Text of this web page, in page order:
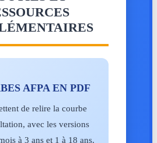
AFPA EN PDF
de relire la courbe
avec les versions
à 3 ans et 1 à 18 ans.